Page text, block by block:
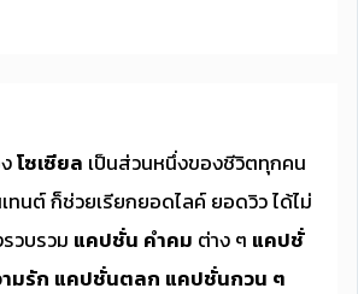
โซเซียล เป็นส่วนหนึ่งของชีวิตทุกคน
ทนต์ ก็ช่วยเรียกยอดไลค์ ยอดวิว ได้ไม่
รวบรวม แคปชั่น คำคม ต่าง ๆ แคปชั่
มรัก แคปชั่นตลก แคปชั่นกวน ๆ